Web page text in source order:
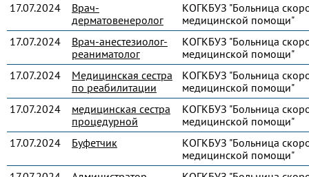
17.07.2024
Врач-
дерматовенеролог
КОГКБУЗ "Больница
медицинской помощи"
17.07.2024
Врач-анестезиолог-
реаниматолог
КОГКБУЗ "Больница
медицинской помощи"
17.07.2024
Медицинская сестра
по реабилитации
КОГКБУЗ "Больница
медицинской помощи"
17.07.2024
медицинская сестра
процедурной
КОГКБУЗ "Больница
медицинской помощи"
17.07.2024
Буфетчик
КОГКБУЗ "Больница
медицинской помощи"